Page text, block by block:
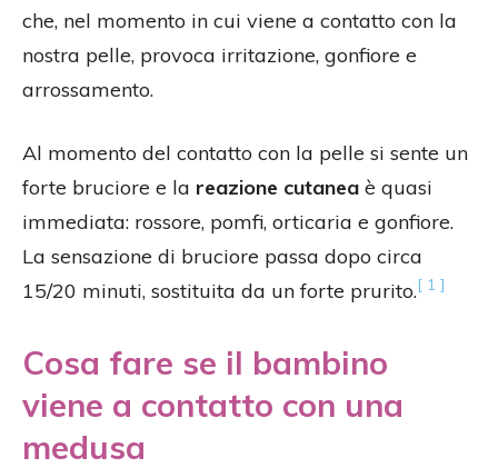
che, nel momento in cui viene a contatto con la
nostra pelle, provoca irritazione, gonfiore e
arrossamento.
Al momento del contatto con la pelle si sente un
forte bruciore e la reazione cutanea è quasi
immediata: rossore, pomfi, orticaria e gonfiore.
La sensazione di bruciore passa dopo circa
15/20 minuti, sostituita da un forte prurito.[ 1 ]
Cosa fare se il bambino
viene a contatto con una
medusa